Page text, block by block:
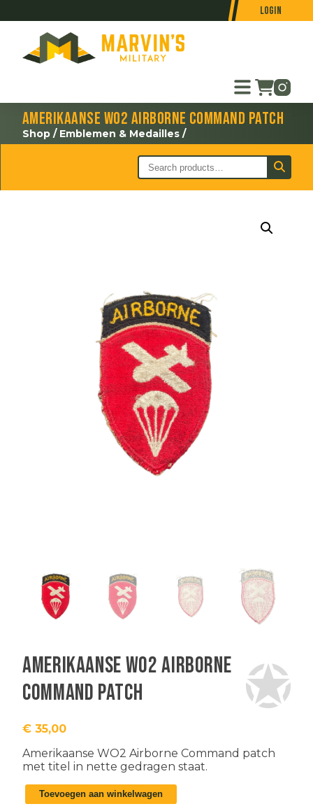
Login
Amerikaanse WO2 Airborne Command patch
Shop / Emblemen & Medailles /
Amerikaanse WO2 Airborne
Command patch
€ 35,00
Amerikaanse WO2 Airborne Command patch
met titel in nette gedragen staat.
Amerikaanse
WO2
Toevoegen aan winkelwagen